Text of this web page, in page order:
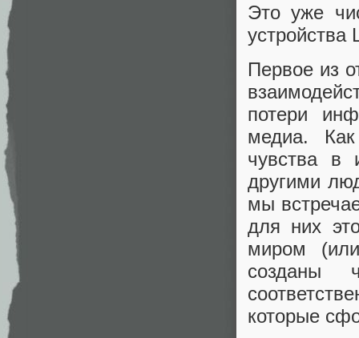
Это уже
устройства
Первое из
потери
медиа.
чувства в
другими
мы
для них
миром
созданы
которые